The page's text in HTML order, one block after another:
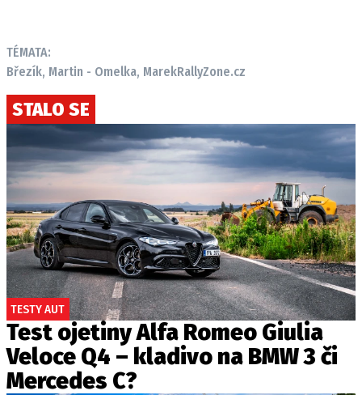
TÉMATA:
Březík, Martin - Omelka, MarekRallyZone.cz
STALO SE
TESTY AUT
Test ojetiny Alfa Romeo Giulia
Veloce Q4 – kladivo na BMW 3 či
Mercedes C?